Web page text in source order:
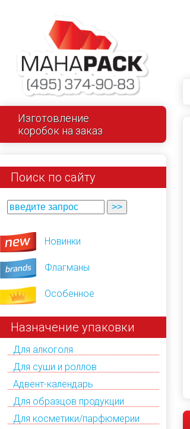
Изготовление
коробок на заказ
Поиск по сайту
Новинки
Флагманы
Особенное
Назначение упаковки
Для алкоголя
Для суши и роллов
Адвент-календарь
Для образцов продукции
Для косметики/парфюмерии